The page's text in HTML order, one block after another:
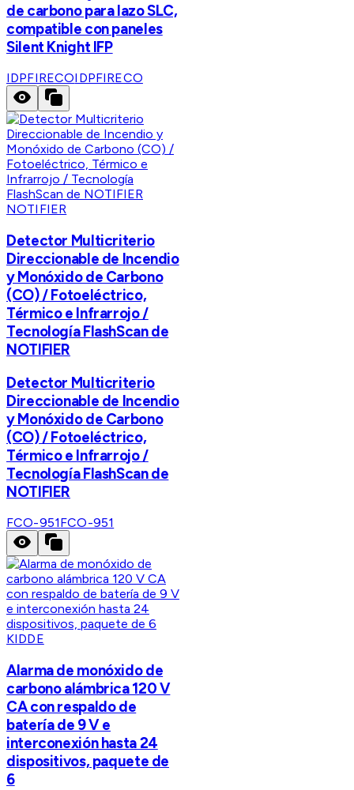
de carbono para lazo SLC,
compatible con paneles
Silent Knight IFP
IDPFIRECOIDPFIRECO
NOTIFIER
Detector Multicriterio
Direccionable de Incendio
y Monóxido de Carbono
(CO) / Fotoeléctrico,
Térmico e Infrarrojo /
Tecnología FlashScan de
NOTIFIER
Detector Multicriterio
Direccionable de Incendio
y Monóxido de Carbono
(CO) / Fotoeléctrico,
Térmico e Infrarrojo /
Tecnología FlashScan de
NOTIFIER
FCO-951FCO-951
KIDDE
Alarma de monóxido de
carbono alámbrica 120 V
CA con respaldo de
batería de 9 V e
interconexión hasta 24
dispositivos, paquete de
6